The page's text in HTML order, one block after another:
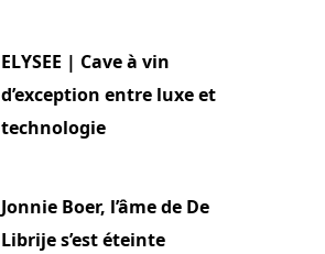
ELYSEE | Cave à vin
d’exception entre luxe et
technologie
Jonnie Boer, l’âme de De
Librije s’est éteinte